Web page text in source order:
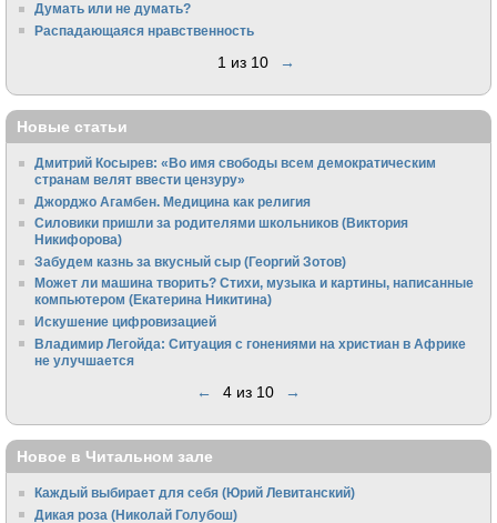
Думать или не думать?
Распадающаяся нравственность
1 из 10 →
Новые статьи
Дмитрий Косырев: «Во имя свободы всем демократическим
странам велят ввести цензуру»
Джорджо Агамбен. Медицина как религия
Силовики пришли за родителями школьников (Виктория
Никифорова)
Забудем казнь за вкусный сыр (Георгий Зотов)
Может ли машина творить? Стихи, музыка и картины, написанные
компьютером (Екатерина Никитина)
Искушение цифровизацией
Владимир Легойда: Ситуация с гонениями на христиан в Африке
не улучшается
← 4 из 10 →
Новое в Читальном зале
Каждый выбирает для себя (Юрий Левитанский)
Дикая роза (Николай Голубош)